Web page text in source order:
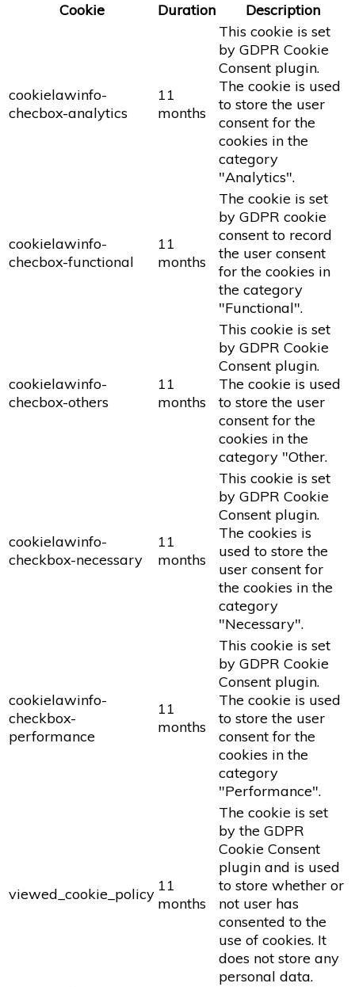
Cookie
Duration Description
cookielawinfo-
checbox-analytics
11
months
This cookie is set
by GDPR Cookie
Consent plugin.
The cookie is used
to store the user
consent for the
cookies in the
category
"Analytics".
cookielawinfo-
checbox-functional
11
months
The cookie is set
by GDPR cookie
consent to record
the user consent
for the cookies in
the category
"Functional".
cookielawinfo-
checbox-others
11
months
This cookie is set
by GDPR Cookie
Consent plugin.
The cookie is used
to store the user
consent for the
cookies in the
category "Other.
cookielawinfo-
checkbox-necessary
11
months
This cookie is set
by GDPR Cookie
Consent plugin.
The cookies is
used to store the
user consent for
the cookies in the
category
"Necessary".
cookielawinfo-
checkbox-
performance
11
months
This cookie is set
by GDPR Cookie
Consent plugin.
The cookie is used
to store the user
consent for the
cookies in the
category
"Performance".
viewed_cookie_policy 11
months
The cookie is set
by the GDPR
Cookie Consent
plugin and is used
to store whether or
not user has
consented to the
use of cookies. It
does not store any
personal data.